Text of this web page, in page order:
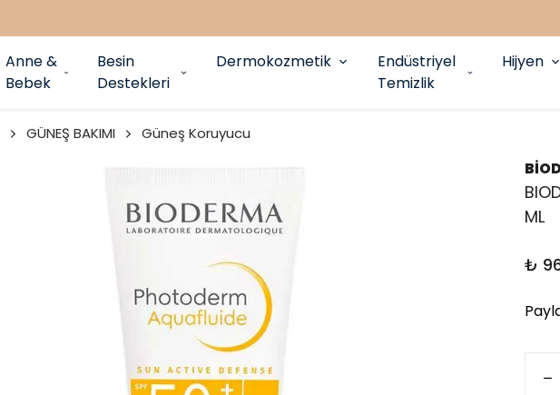
Anne &
Bebek
Besin
Destekleri
Dermokozmetik
Endüstriyel
Temizlik
Hijyen
GÜNEŞ BAKIMI Güneş Koruyucu
ML
₺